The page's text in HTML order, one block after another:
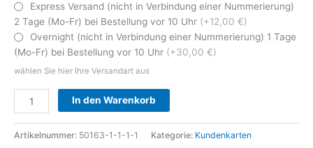
Express Versand (nicht in Verbindung einer Nummerierung)
2 Tage (Mo-Fr) bei Bestellung vor 10 Uhr (+12,00 €)
Overnight (nicht in Verbindung einer Nummerierung) 1 Tage
(Mo-Fr) bei Bestellung vor 10 Uhr (+30,00 €)
wählen Sie hier Ihre Versandart aus
In den Warenkorb
Artikelnummer: 50163-1-1-1-1 Kategorie: Kundenkarten